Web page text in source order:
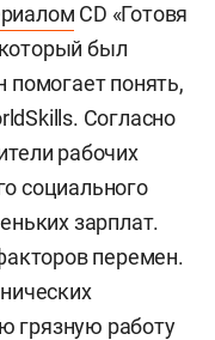
CD «Готовя
был
помогает понять,
Согласно
рабочих
социального
зарплат.
перемен.
грязную работу